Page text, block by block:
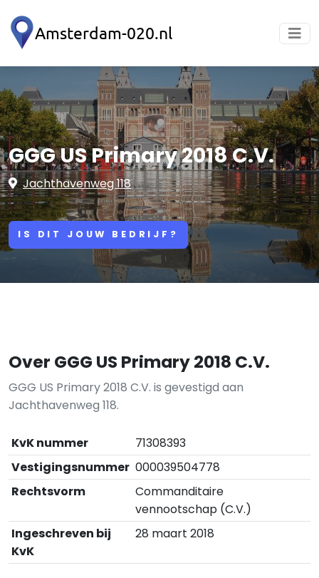
GGG US Primary 2018 C.V.
Jachthavenweg 118
IS DIT JOUW BEDRIJF?
Over GGG US Primary 2018 C.V.
GGG US Primary 2018 C.V. is gevestigd aan
Jachthavenweg 118.
KvK nummer
71308393
Vestigingsnummer 000039504778
Rechtsvorm
Commanditaire
vennootschap (C.V.)
Ingeschreven bij
KvK
28 maart 2018